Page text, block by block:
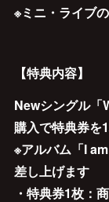
※ミニ・ライブ
【特典内容】
Newシングル「
購入で特典券を
※アルバム「I
差し上げます
・特典券1枚：